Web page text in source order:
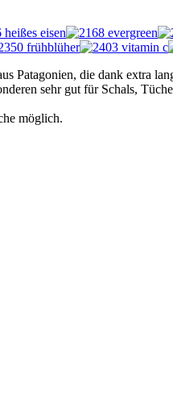
Patagonien, die dank extra
sehr gut für Schals,
möglich.